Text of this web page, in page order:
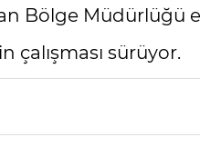
Bölge Müdürlüğü
çalışması sürüyor.